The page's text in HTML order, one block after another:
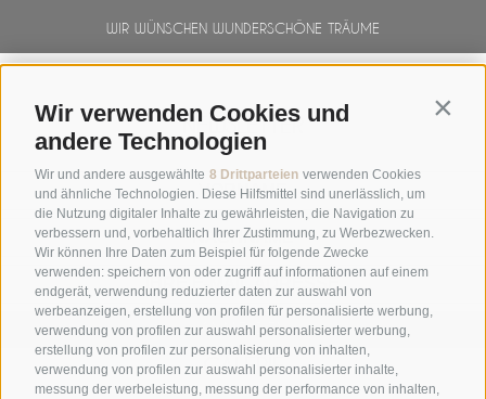
Wir verwenden Cookies und
andere Technologien
Wir und andere ausgewählte 8 Drittparteien verwenden Cookies
und ähnliche Technologien. Diese Hilfsmittel sind unerlässlich, um
die Nutzung digitaler Inhalte zu gewährleisten, die Navigation zu
verbessern und, vorbehaltlich Ihrer Zustimmung, zu Werbezwecken.
Wir können Ihre Daten zum Beispiel für folgende Zwecke
verwenden: speichern von oder zugriff auf informationen auf einem
endgerät, verwendung reduzierter daten zur auswahl von
werbeanzeigen, erstellung von profilen für personalisierte werbung,
verwendung von profilen zur auswahl personalisierter werbung,
erstellung von profilen zur personalisierung von inhalten,
verwendung von profilen zur auswahl personalisierter inhalte,
messung der werbeleistung, messung der performance von inhalten,
WIR WÜNSCHEN WUNDERSCHÖNE TRÄUME
NEWSLETTER
ANMELDEN
GALERIE